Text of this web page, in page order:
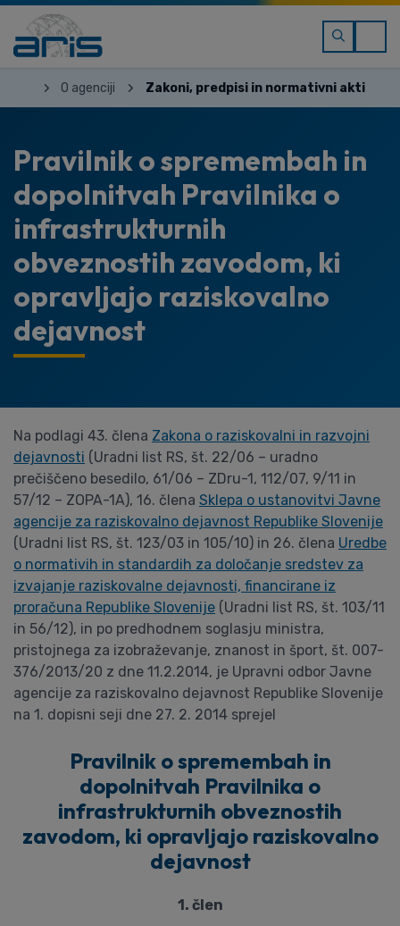
O agenciji Zakoni, predpisi in normativni akti
Pravilnik o spremembah in
dopolnitvah Pravilnika o
infrastrukturnih
obveznostih zavodom, ki
opravljajo raziskovalno
dejavnost
Na podlagi 43. člena Zakona o raziskovalni in razvojni
dejavnosti (Uradni list RS, št. 22/06 – uradno
prečiščeno besedilo, 61/06 – ZDru-1, 112/07, 9/11 in
57/12 – ZOPA-1A), 16. člena Sklepa o ustanovitvi Javne
agencije za raziskovalno dejavnost Republike Slovenije
(Uradni list RS, št. 123/03 in 105/10) in 26. člena Uredbe
o normativih in standardih za določanje sredstev za
izvajanje raziskovalne dejavnosti, financirane iz
proračuna Republike Slovenije (Uradni list RS, št. 103/11
in 56/12), in po predhodnem soglasju ministra,
pristojnega za izobraževanje, znanost in šport, št. 007-
376/2013/20 z dne 11.2.2014, je Upravni odbor Javne
agencije za raziskovalno dejavnost Republike Slovenije
na 1. dopisni seji dne 27. 2. 2014 sprejel
Pravilnik o spremembah in
dopolnitvah Pravilnika o
infrastrukturnih obveznostih
zavodom, ki opravljajo raziskovalno
dejavnost
1. člen